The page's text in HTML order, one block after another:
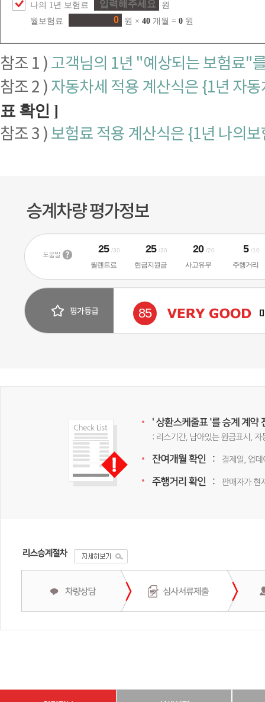
나의 1년 보험료
원
월보험료
원 × 40 개월 = 0 원
참조 1 ) 고객님의 1년 "예상되는 보험료"
참조 2 ) 자동차세 적용 계산식은 {1년 자
표 확인 ]
참조 3 ) 보험료 적용 계산식은 {1년 나의
월렌트료
25/30
현금지원금
25/30
사고유무
20/20
주행거리
5 /10
85